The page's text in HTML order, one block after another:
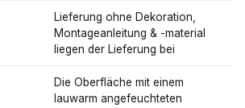
Lieferung ohne Dekoration,
Montageanleitung & -material
liegen der Lieferung bei
Die Oberfläche mit einem
lauwarm angefeuchteten